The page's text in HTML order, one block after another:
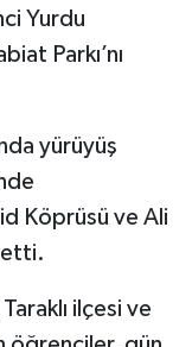
Yurdu
Parkı’nı
yürüyüş
Köprüsü ve Ali
etti.
ilçesi ve